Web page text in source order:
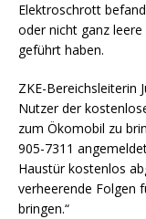
Elektroschrott
oder nicht ganz
geführt haben.
ZKE-Bereichsleiterin
Nutzer der
zum Ökomobil zu
905-7311
Haustür kostenlos
verheerende Folgen
bringen.“